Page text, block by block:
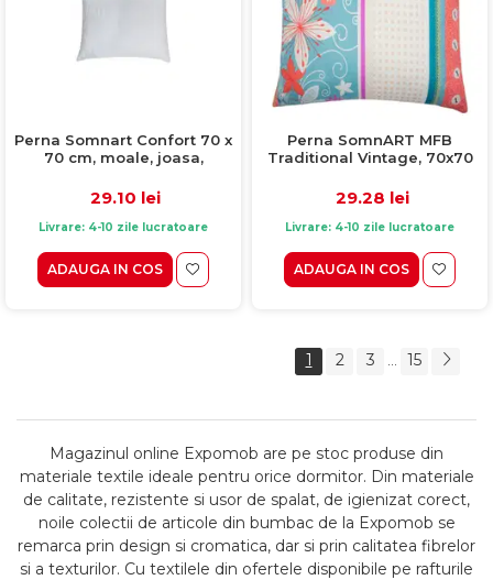
Perna Somnart Confort 70 x
70 cm, moale, joasa,
masina de spalat la 60 de
29.10 lei
Livrare: 4-10 zile lucratoare
ADAUGA IN COS
Perna SomnART MFB
Traditional Vintage, 70x70
29.28 lei
Livrare: 4-10 zile lucratoare
ADAUGA IN COS
1 2 3 ... 15
Magazinul online Expomob are pe stoc produse din
materiale textile ideale pentru orice dormitor. Din materiale
de calitate, rezistente si usor de spalat, de igienizat corect,
noile colectii de articole din bumbac de la Expomob se
remarca prin design si cromatica, dar si prin calitatea fibrelor
si a texturilor. Cu textilele din ofertele disponibile pe rafturile